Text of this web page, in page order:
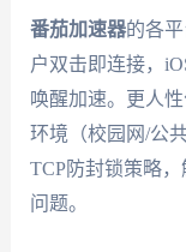
番茄加速器的各
户双击即连接，
唤醒加速。更人
环境（校园网/公
TCP防封锁策略
问题。